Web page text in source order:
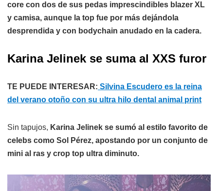
core con dos de sus pedas imprescindibles blazer XL
y camisa, aunque la top fue por más dejándola
desprendida y con bodychain anudado en la cadera.
Karina Jelinek se suma al XXS furor
TE PUEDE INTERESAR: Silvina Escudero es la reina
del verano otoño con su ultra hilo dental animal print
Sin tapujos, Karina Jelinek se sumó al estilo favorito de
celebs como Sol Pérez, apostando por un conjunto de
mini al ras y crop top ultra diminuto.